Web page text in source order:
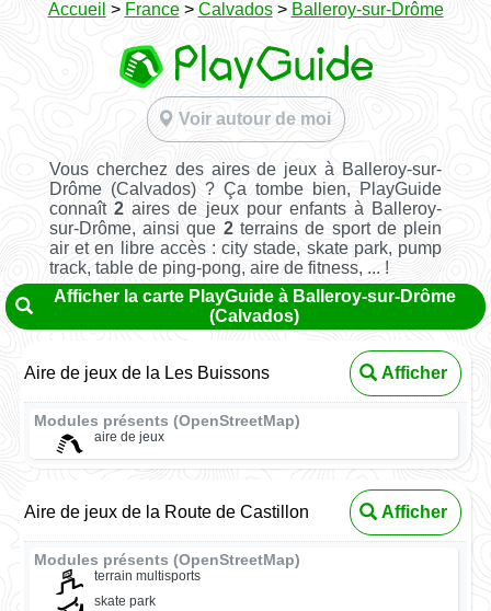
Accueil > France> Calvados> Balleroy-sur-Drôme
Voir autour de moi
Vous cherchez des aires de jeux à Balleroy-sur-
Drôme (Calvados) ? Ça tombe bien, PlayGuide
connaît 2aires de jeux pour enfants à Balleroy-
sur-Drôme, ainsi que 2terrains de sport de plein
air et en libre accès : city stade, skate park, pump
track, table de ping-pong, aire de fitness, ... !
Afficher la carte PlayGuide à Balleroy-sur-Drôme
(Calvados)
Aire de jeux de la Les Buissons Afficher
Modules présents (OpenStreetMap)
aire de jeux
Aire de jeux de la Route de Castillon Afficher
Modules présents (OpenStreetMap)
terrain multisports
skate park